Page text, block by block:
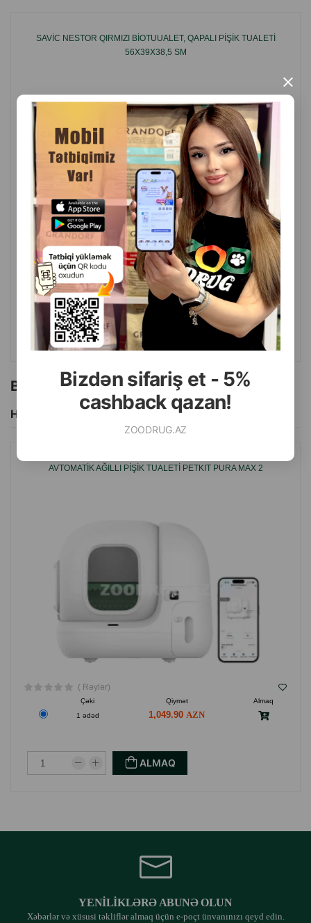
Bizdən sifariş et - 5%
cashback qazan!
ZOODRUG.AZ
×
Doldurucunun səpələnməsinin qarşısını alır.
Asan quraşdırma və çıxarılma.
Davamlı və uzunömürlü material.
Petkit avtomatik tualetinin təmizliyini və komfortunu
artırmaq istəyən istifadəçilər üçün ideal seçimdir.
İstehsal ölkəsi: Çin.
SAVIC NESTOR QIRMIZI BIOTUUALET, QAPALI PIŞIK TUALETI
56X39X38,5 SM
( Rəylər)
Çəki Qiymət
Almaq
1 ədəd
54.00
ALMAQ
Bu brendin başqa məhsulları
Hamısını Gör
AVTOMATIK AĞILLI PIŞIK TUALETI PETKIT PURA MAX 2
( Rəylər)
Çəki Qiymət
Almaq
1 ədəd
1,049.90
ALMAQ
YENILIKLƏRƏ ABUNƏ OLUN
Xəbərlər və xüsusi təkliflər almaq üçün e-poçt ünvanınızı qeyd edin.